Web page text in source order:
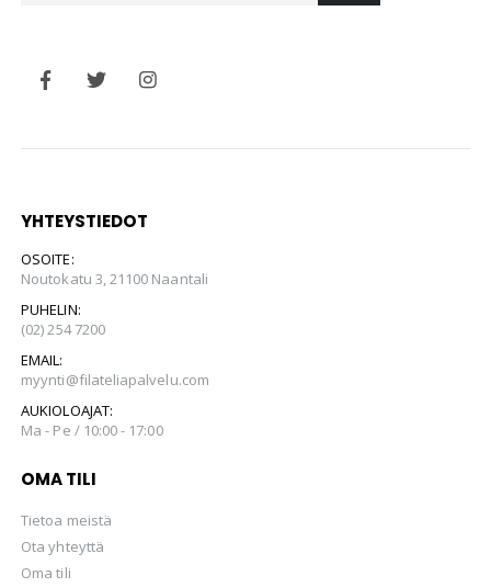
YHTEYSTIEDOT
OSOITE:
Noutokatu 3, 21100 Naantali
PUHELIN:
(02) 254 7200
EMAIL:
myynti@filateliapalvelu.com
AUKIOLOAJAT:
Ma - Pe / 10:00 - 17:00
OMA TILI
Tietoa meistä
Ota yhteyttä
Oma tili